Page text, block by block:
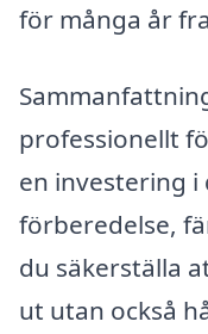
för många år
professionellt
en investering
förberedelse,
du säkerställa
ut utan också